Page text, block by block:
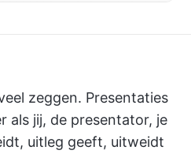
zeggen. Presentaties
als jij, de presentator, je
uitleg geeft, uitweidt